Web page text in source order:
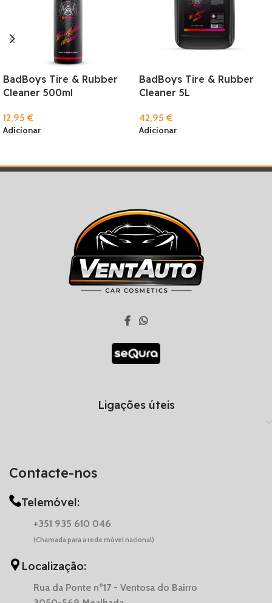
BadBoys Tire & Rubber
Cleaner 500ml
12,95€
Adicionar
BadBoys Tire & Rubber
Cleaner 5L
42,95€
Adicionar
Contacte-nos
Telemóvel:
+351 935 610 046
(Chamada para a rede móvel nacional)
Localização:
Rua da Ponte nº17 - Ventosa do Bairro
Ligações úteis